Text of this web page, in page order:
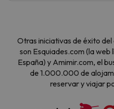
Otras iniciativas de éxito
son Esquiades.com (la web
España) y Amimir.com, el
de 1.000.000 de
reservar y viajar